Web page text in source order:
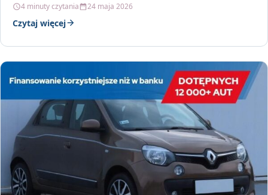
4 minuty czytania 24 maja 2026
Czytaj więcej